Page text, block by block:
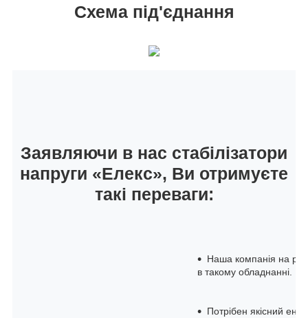
Схема під'єднання
Заявляючи в нас стабілізатори
напруги «Елекс», Ви отримуєте
такі переваги:
Наша компанія на
в такому обладнанні.
Потрібен якісний